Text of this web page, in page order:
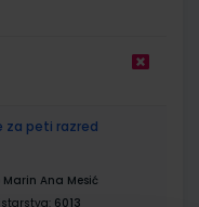
za peti razred
Ana Mesić
6013